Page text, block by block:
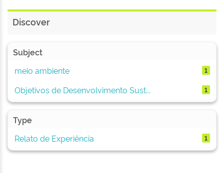
Discover
Subject
meio ambiente
1
Objetivos de Desenvolvimento Sust... 1
Type
Relato de Experiência
1